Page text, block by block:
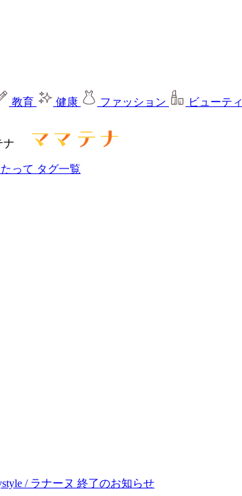
教育 健康 ファッション ビューティ
ナ
って タグ一覧
/ ラナーヌ 終了のお知らせ